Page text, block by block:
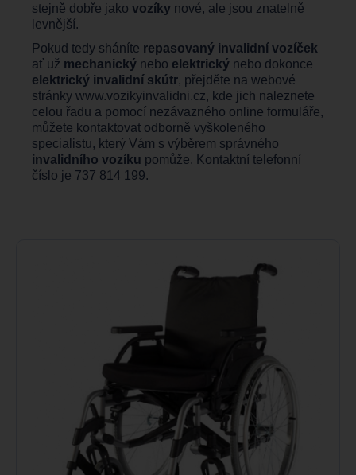
stejně dobře jako vozíky nové, ale jsou znatelně
levnější.
Pokud tedy sháníte repasovaný invalidní vozíček
ať už mechanický nebo elektrický nebo dokonce
elektrický invalidní skútr, přejděte na webové
stránky www.vozikyinvalidni.cz, kde jich naleznete
celou řadu a pomocí nezávazného online formuláře,
můžete kontaktovat odborně vyškoleného
specialistu, který Vám s výběrem správného
invalidního vozíku pomůže. Kontaktní telefonní
číslo je 737 814 199.